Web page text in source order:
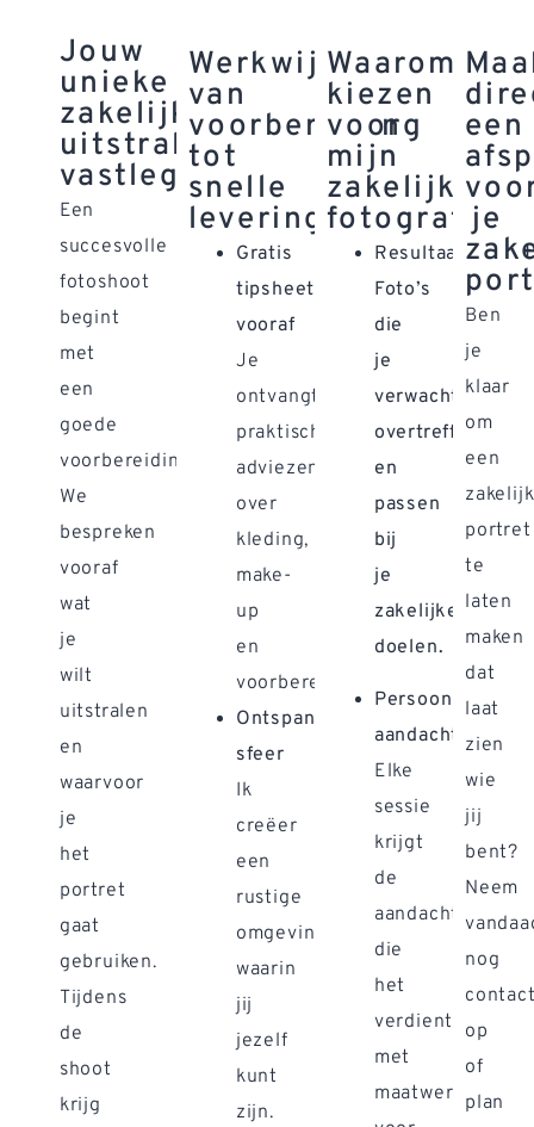
Jouw
unieke
zakelijke
uitstraling
vastleggen
Een
succesvolle
fotoshoot
begint
met
een
goede
voorbereiding.
We
bespreken
vooraf
wat
je
wilt
uitstralen
en
waarvoor
je
het
portret
gaat
gebruiken.
Tijdens
de
shoot
krijg
Werkwijze:
van
voorbereiding
tot
snelle
levering
Gratis
tipsheet
vooraf
Je
ontvangt
praktische
adviezen
over
kleding,
make-
up
en
voorbereiding.
Ontspannen
sfeer
Ik
creëer
een
rustige
omgeving
waarin
jij
jezelf
kunt
zijn.
Waarom
kiezen
voor
mijn
zakelijke
fotografie?
Resultaatgericht
Foto’s
die
je
verwachtingen
overtreffen
en
passen
bij
je
zakelijke
doelen.
Persoonlijke
aandacht
Elke
sessie
krijgt
de
aandacht
die
het
verdient
met
maatwerk
een
je
Ben
je
klaar
om
een
zakelijk
portret
te
laten
maken
dat
laat
zien
wie
jij
bent?
Neem
nog
op
of
plan